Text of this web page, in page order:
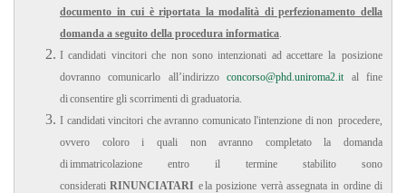
documento in cui è riportata la modalità di perfezionamento della
domanda a seguito della procedura informatica.
I candidati vincitori che non sono intenzionati ad accettare la posizione
dovranno comunicarlo all’indirizzoconcorso@phd.uniroma2.ital fine
di consentire gli scorrimenti di graduatoria.
I candidati vincitori che avranno comunicato l'intenzione di non procedere,
ovvero coloro i quali non avranno completato la domanda
di immatricolazione entro il termine stabilito sono
consideratiRINUNCIATARI e la posizione verrà assegnata in ordine di